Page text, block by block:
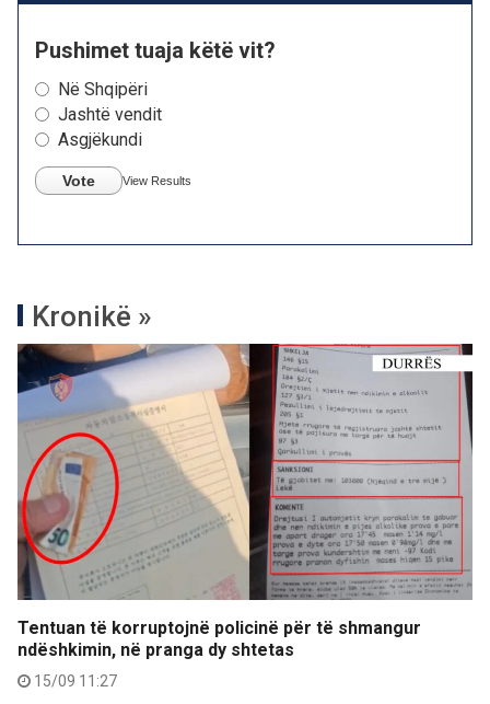
Pushimet tuaja këtë vit?
Në Shqipëri
Jashtë vendit
Asgjëkundi
Vote View Results
Kronikë »
Tentuan të korruptojnë policinë për të shmangur
ndëshkimin, në pranga dy shtetas
15/09 11:27